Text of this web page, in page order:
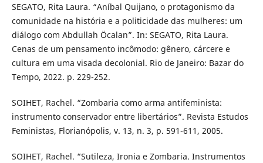
SEGATO, Rita Laura. “Aníbal Quijano, o protagonismo da
comunidade na história e a politicidade das mulheres: um
diálogo com Abdullah Öcalan”. In: SEGATO, Rita Laura.
Cenas de um pensamento incômodo: gênero, cárcere e
cultura em uma visada decolonial. Rio de Janeiro: Bazar do
Tempo, 2022. p. 229-252.
SOIHET, Rachel. “Zombaria como arma antifeminista:
instrumento conservador entre libertários”. Revista Estudos
Feministas, Florianópolis, v. 13, n. 3, p. 591-611, 2005.
SOIHET, Rachel. “Sutileza, Ironia e Zombaria. Instrumentos